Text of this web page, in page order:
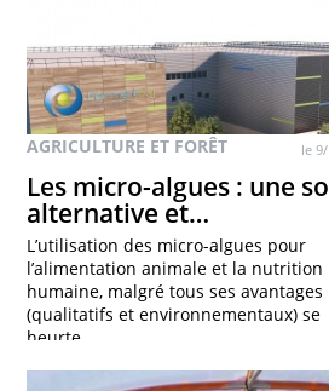
AGRICULTURE ET FORÊT le
Les micro-algues : une
alternative et…
L’utilisation des micro-algues pour
l’alimentation animale et la nutrition
humaine, malgré tous ses avantages
(qualitatifs et environnementaux) se
heurte…